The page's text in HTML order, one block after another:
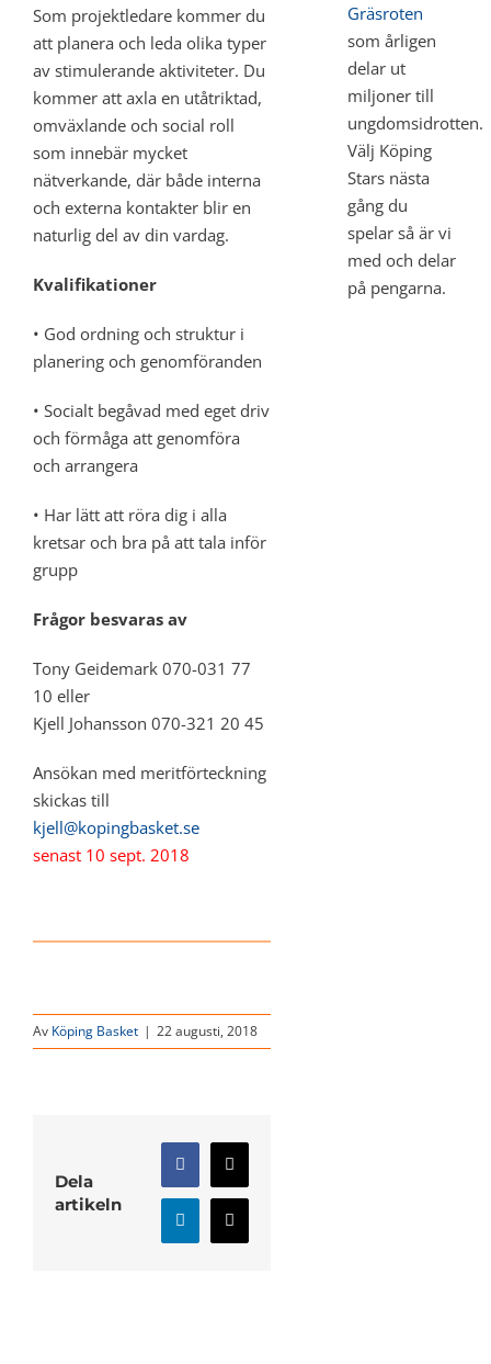
Som projektledare kommer du
att planera och leda olika typer
av stimulerande aktiviteter. Du
kommer att axla en utåtriktad,
omväxlande och social roll
som innebär mycket
nätverkande, där både interna
och externa kontakter blir en
naturlig del av din vardag.
Kvalifikationer
• God ordning och struktur i
planering och genomföranden
• Socialt begåvad med eget driv
och förmåga att genomföra
och arrangera
• Har lätt att röra dig i alla
kretsar och bra på att tala inför
grupp
Frågor besvaras av
Tony Geidemark 070-031 77
10 eller
Kjell Johansson 070-321 20 45
Ansökan med meritförteckning
skickas till
kjell@kopingbasket.se
senast 10 sept. 2018
Av Köping Basket | 22 augusti, 2018
Dela
artikeln
Facebook
X
LinkedInE-
post
Gräsroten
som årligen
delar ut
miljoner till
ungdomsidrotten.
Välj Köping
Stars nästa
gång du
spelar så är vi
med och delar
på pengarna.